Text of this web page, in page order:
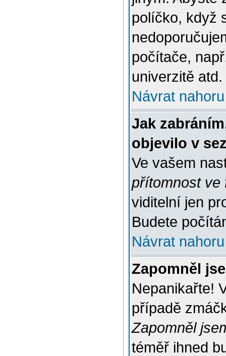
políčko, když
počítače,
univerzitě atd.
Návrat nahoru
Jak
objevilo v
Ve vašem
přítomnost ve
viditelní jen
Budete
Návrat nahoru
Zapomněl
Nepanikařte!
případě
Zapomněl
téměř ihned